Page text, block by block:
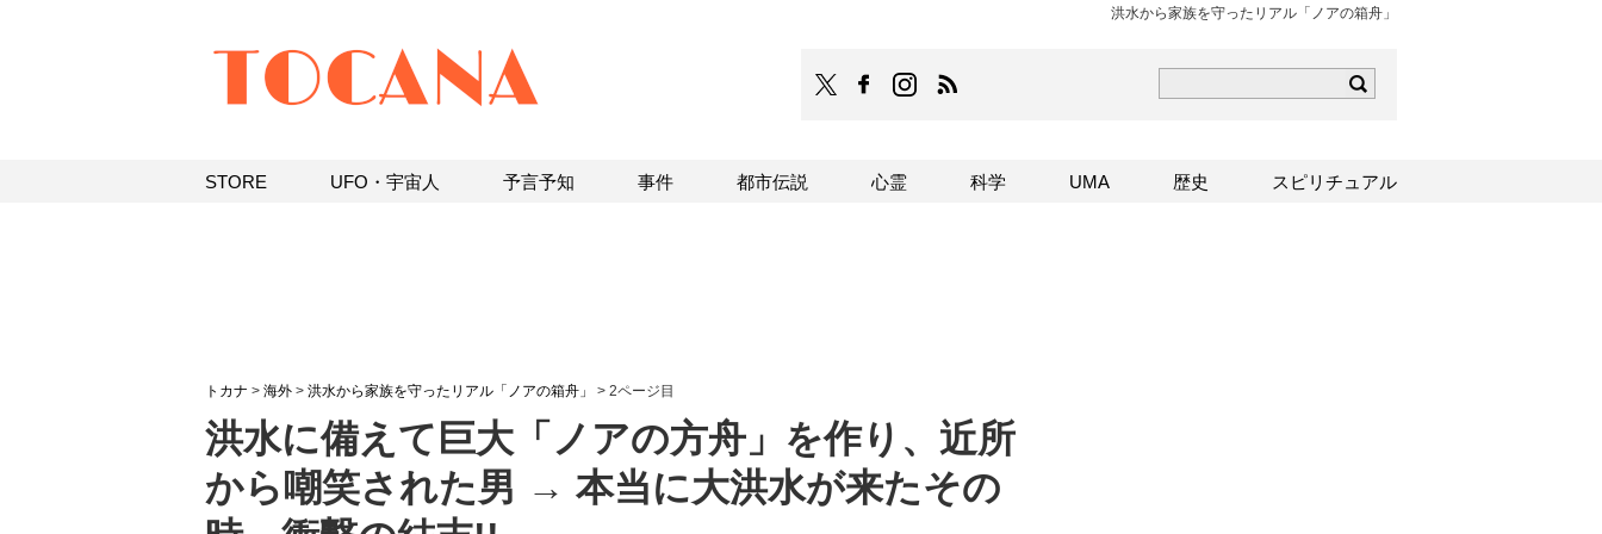
洪水から家族を守ったリアル「ノアの箱舟」
TOCANAのFacebookはこちら
TOCANAのinstagramはこちら
トカナ > 海外 > 洪水から家族を守ったリアル「ノアの箱舟」 > 2ページ目
洪水に備えて巨大「ノアの方舟」を作り、近所
から嘲笑された男 → 本当に大洪水が来たその
STORE UFO・宇宙人 予言予知 事件 都市伝説 心霊 科学 UMA 歴史 スピリチュアル